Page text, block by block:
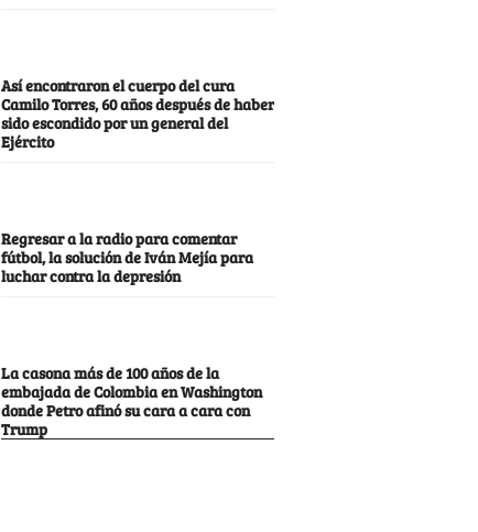
Así encontraron el cuerpo del cura
Camilo Torres, 60 años después de haber
sido escondido por un general del
Ejército
Regresar a la radio para comentar
fútbol, la solución de Iván Mejía para
luchar contra la depresión
La casona más de 100 años de la
embajada de Colombia en Washington
donde Petro afinó su cara a cara con
Trump